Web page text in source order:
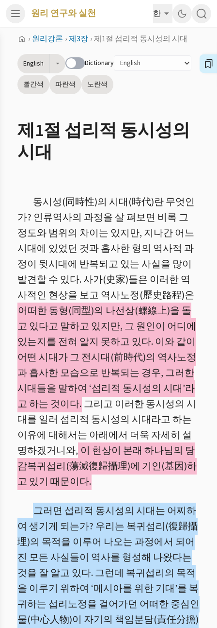
원리 연구와 실천 한
› 원리강론 ›제3장 ›제1절 섭리적 동시성의 시대
English Dictionary
빨간색 파란색 노란색
제1절 섭리적 동시성의
시대
동시성(同時性)의 시대(時代)란 무엇인
가? 인류역사의 과정을 살 펴보면 비록 그
정도와 범위의 차이는 있지만, 지나간 어느
시대에 있었던 것과 흡사한 형의 역사적 과
정이 뒷시대에 반복되고 있는 사실을 많이
발견할 수 있다. 사가(史家)들은 이러한 역
사적인 현상을 보고 역사노정(歷史路程)은
어떠한 동형(同型)의 나선상(螺線上)을 돌
고 있다고 말하고 있지만, 그 원인이 어디에
있는지를 전혀 알지 못하고 있다. 이와 같이
어떤 시대가 그 전시대(前時代)의 역사노정
과 흡사한 모습으로 반복되는 경우, 그러한
시대들을 말하여 ‘섭리적 동시성의 시대’라
고 하는 것이다. 그리고 이러한 동시성의 시
대를 일러 섭리적 동시성의 시대라고 하는
이유에 대해서는 아래에서 더욱 자세히 설
명하겠거니와, 이 현상이 본래 하나님의 탕
감복귀섭리(蕩減復歸攝理)에 기인(基因)하
고 있기 때문이다.
그러면 섭리적 동시성의 시대는 어찌하
여 생기게 되는가? 우리는 복귀섭리(復歸攝
理)의 목적을 이루어 나오는 과정에서 되어
진 모든 사실들이 역사를 형성해 나왔다는
것을 잘 알고 있다. 그런데 복귀섭리의 목적
을 이루기 위하여 ‘메시아를 위한 기대’를 복
귀하는 섭리노정을 걸어가던 어떠한 중심인
물(中心人物)이 자기의 책임분담(責任分擔)